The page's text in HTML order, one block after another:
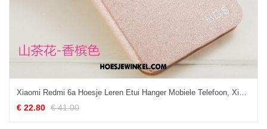
Xiaomi Redmi 6a Hoesje Leren Etui Hanger Mobiele Telefoon, Xiaomi Redmi 6a Hoesje Clamshell Goud
€ 22.80 € 41.00